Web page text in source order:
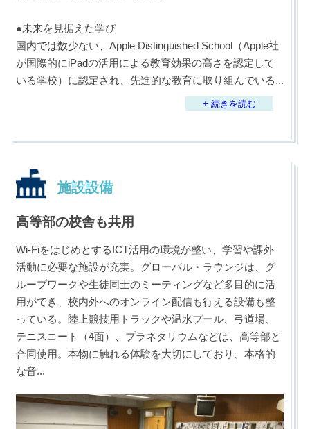
●未来を見据えた学び
国内では数少ない、Apple Distinguished School（Apple社
が国際的にiPadの活用による教育効果の高さを認定して
いる学校）に認定され、先進的な教育に取り組んでいる...
+ 続きを読む
施設設備
高等部の校舎も共用
Wi-FiをはじめとするICT活用の環境が整い、学習や課外
活動に必要な施設が充実。グローバル・ラウンジは、グ
ループワークや生徒同士のミーティングなど多目的に活
用ができ、校内外へのオンライン配信も行える設備も整
っている。陸上競技用トラックや温水プール、弓道場、
テニスコート（4面）、プラネタリウムなどは、高等部と
合同使用。本物に触れる体験を大切にしており、本格的
な音...